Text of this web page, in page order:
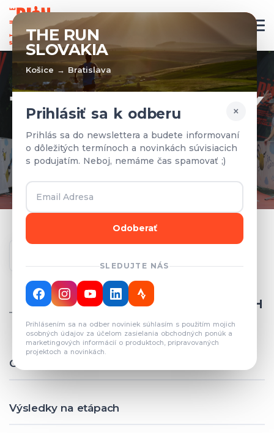
THE RUN
SLOVAKIA
Košice → Bratislava
×
Prihlásiť sa k odberu
Prihlás sa do newslettera a budete informovaní
o dôležitých termínoch a novinkách súvisiacich
s podujatím. Neboj, nemáme čas spamovať ;)
Odoberať
SLEDUJTE NÁS
Prihlásením sa na odber noviniek súhlasím s použitím mojich
osobných údajov za účelom zasielania obchodných ponúk a
marketingových informácií o produktoch, pripravovaných
projektoch a novinkách.
TÍMY A VÝSLEDKY
Prihlásené tímy a výsledky z
predchádzajúcich rokov.
CELKOVÝ POČET REGISTROVANÝCH
TÍMOV: 82
Celkové výsledky
Výsledky na etápach